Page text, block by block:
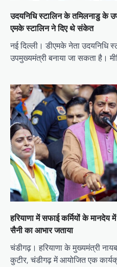
उदयनिधि स्टालिन के तमिलनाडु के
एमके स्टालिन ने दिए थे संकेत
नई दिल्ली। डीएमके नेता उदयनिधि
उपमुख्यमंत्री बनाया जा सकता है।
हरियाणा में सफाई कर्मियों के
सैनी का आभार जताया
चंडीगढ़। हरियाणा के मुख्यमंत्री
कुटीर, चंडीगढ़ में आयोजित एक